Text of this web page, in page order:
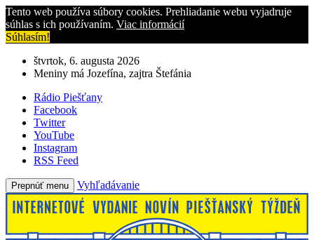
Tento web používa súbory cookies. Prehliadanie webu vyjadruje
súhlas s ich používaním. Viac informácií
Súhlasím!
štvrtok, 6. augusta 2026
Meniny má Jozefína, zajtra Štefánia
Rádio Piešťany
Facebook
Twitter
YouTube
Instagram
RSS Feed
Prepnúť menu Vyhľadávanie